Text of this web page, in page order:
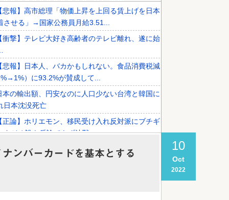
的な接待リストに衝撃の声！」→「...NEW!
も調査すべきと主張！」→「英国...NEW!
メディアが『時効の壁を越えてIO...
悲報】高市総理「物価上昇を上回る賃上げを日本
させる」→国家公務員月給3.51...
衝撃】テレビ大好き高齢者のテレビ離れ、遂に始
悲報】日本人、バカかもしれない。食品消費税減
）に93.2%が賛成して...
本の輸出額、円安なのに人口少ない台湾と韓国に
日本沈没死亡
正論】ホリエモン、移民受け入れ反対派にブチギ
ジオ誰も反論できず沈黙
紙を貰った息子「うあぁ…やっぱり怖えぇ」母親
たぁ…」←こういう時代があったと...
10
Oct
2022
ンバーカードを基本とする